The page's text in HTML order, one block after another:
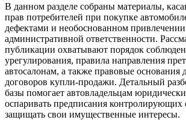
В данном разделе собраны материалы,
прав потребителей при покупке
дефектами и необоснованном
административной ответственности.
публикации охватывают порядок
урегулирования, правила направления
автосалонам, а также правовые основания
договоров купли-продажи. Детальный
базы помогает автовладельцам
оспаривать предписания контролирующих
защищать свои имущественные интересы.